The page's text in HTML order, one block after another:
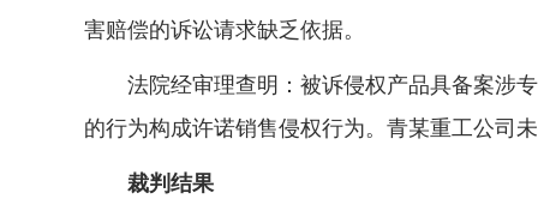
害赔偿的诉讼请求缺乏依据。
法院经审理查明：被诉侵权产品具备案涉专
的行为构成许诺销售侵权行为。青某重工公司
裁判结果